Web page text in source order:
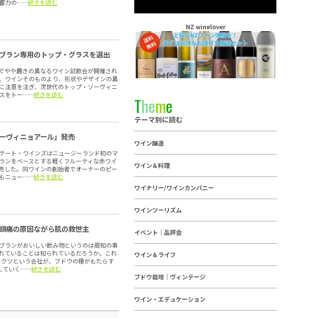
響力の……続きを読む
ラン専用のトップ・グラスを選出
やや趣きの異なるワイン試飲会が開催され
ワインそのものより、形状やデザインの異
注意を注ぎ、次世代のトップ・ソーヴィニ
スをトー……続きを読む
ヴィニョアール」発売
ート・ワインズはニュージーランド初のマ
ンをベースとする軽くフルーティな赤ワイ
した。同ワインの創始者でオーナーのピー
ニュー……続きを読む
痛の原因ながら肌の救世主
ランがおいしい飲み物というのは周知の事
ていることは知られているだろうか。これ
ツという会社が、ブドウの種がもたらす
ていく……続きを読む
NZ winelover
Theme
テーマ別に読む
ワイン醸造
ワイン＆料理
ワイナリー/ワインカンパニー
ワインツーリズム
イベント｜品評会
ワイン＆ライフ
ブドウ栽培｜ヴィンテージ
ワイン・エデュケーション